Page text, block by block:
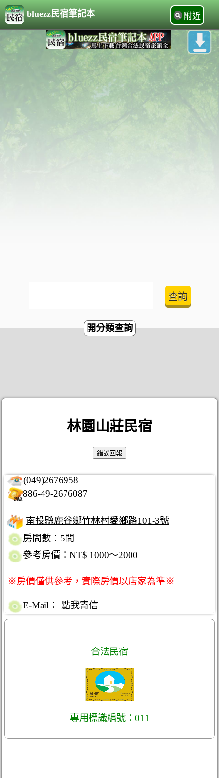
bluezz民宿筆記本 附近
開分類查詢
林園山莊民宿
(049)2676958
886-49-2676087
南投縣鹿谷鄉竹林村愛鄉路101-3號
房間數：5間
參考房價：NT$ 1000～2000
※房價僅供參考，實際房價以店家為準※
E-Mail： 點我寄信
合法民宿
專用標識編號：011